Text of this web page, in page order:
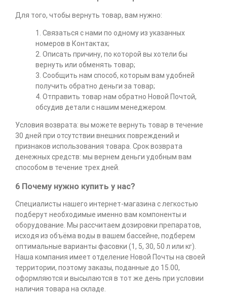
Для того, чтобы вернуть товар, вам нужно:
1. Связаться с нами по одному из указанных
номеров в Контактах;
2. Описать причину, по которой вы хотели бы
вернуть или обменять товар;
3. Сообщить нам способ, которым вам удобней
получить обратно деньги за товар;
4. Отправить товар нам обратно Новой Почтой,
обсудив детали с нашим менеджером.
Условия возврата: вы можете вернуть товар в течение
30 дней при отсутствии внешних повреждений и
признаков использования товара. Срок возврата
денежных средств: мы вернем деньги удобным вам
способом в течение трех дней.
6 Почему нужно купить у нас?
Специалисты нашего интернет-магазина с легкостью
подберут необходимые именно вам компоненты и
оборудование. Мы рассчитаем дозировки препаратов,
исходя из объёма воды в вашем бассейне, подберем
оптимальные варианты фасовки (1, 5, 30, 50 л или кг).
Наша компания имеет отделение Новой Почты на своей
территории, поэтому заказы, поданные до 15.00,
оформляются и высылаются в тот же день при условии
наличия товара на складе.